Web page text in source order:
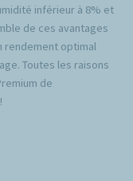
inférieur à 8% et
de ces avantages
rendement optimal
Toutes les raisons
de